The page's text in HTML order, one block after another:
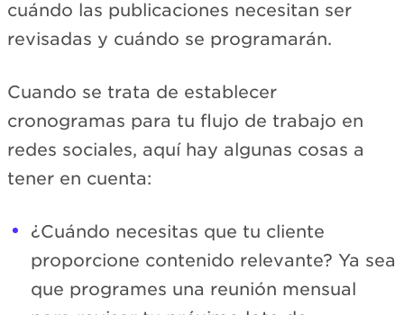
cuándo las publicaciones necesitan ser
revisadas y cuándo se programarán.
Cuando se trata de establecer
cronogramas para tu flujo de trabajo en
redes sociales, aquí hay algunas cosas a
tener en cuenta:
¿Cuándo necesitas que tu cliente
proporcione contenido relevante? Ya sea
que programes una reunión mensual